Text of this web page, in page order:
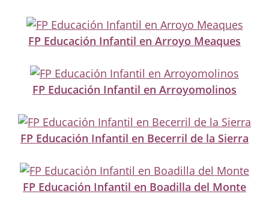
FP Educación Infantil en Arroyo Meaques
FP Educación Infantil en Arroyomolinos
FP Educación Infantil en Becerril de la Sierra
FP Educación Infantil en Boadilla del Monte